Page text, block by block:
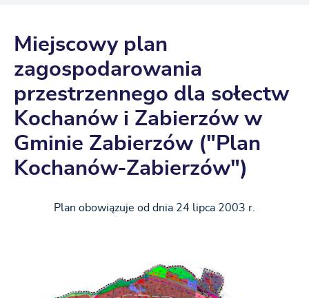
Miejscowy plan
zagospodarowania
przestrzennego dla sołectw
Kochanów i Zabierzów w
Gminie Zabierzów ("Plan
Kochanów-Zabierzów")
Plan obowiązuje od dnia 24 lipca 2003 r.